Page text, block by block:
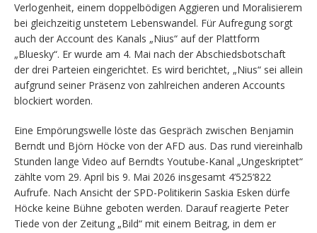
Verlogenheit, einem doppelbödigen Aggieren und Moralisierem
bei gleichzeitig unstetem Lebenswandel. Für Aufregung sorgt
auch der Account des Kanals „Nius“ auf der Plattform
„Bluesky“. Er wurde am 4. Mai nach der Abschiedsbotschaft
der drei Parteien eingerichtet. Es wird berichtet, „Nius“ sei allein
aufgrund seiner Präsenz von zahlreichen anderen Accounts
blockiert worden.
Eine Empörungswelle löste das Gespräch zwischen Benjamin
Berndt und Björn Höcke von der AFD aus. Das rund viereinhalb
Stunden lange Video auf Berndts Youtube-Kanal „Ungeskriptet“
zählte vom 29. April bis 9. Mai 2026 insgesamt 4’525’822
Aufrufe. Nach Ansicht der SPD-Politikerin Saskia Esken dürfe
Höcke keine Bühne geboten werden. Darauf reagierte Peter
Tiede von der Zeitung „Bild“ mit einem Beitrag, in dem er